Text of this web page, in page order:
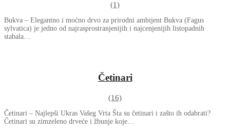
(1)
Bukva – Elegantno i moćno drvo za prirodni ambijent Bukva (Fagus
sylvatica) je jedno od najrasprostranjenijih i najcenjenijih listopadnih
stabala…
Četinari
(16)
Četinari – Najlepši Ukras Vašeg Vrta Šta su četinari i zašto ih odabrati?
Četinari su zimzeleno drveće i žbunje koje…